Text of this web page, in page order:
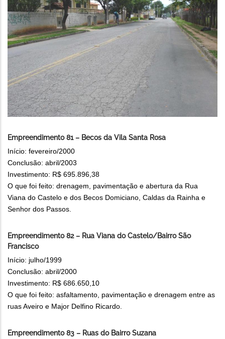
Empreendimento 81 – Becos da Vila Santa Rosa
Início: fevereiro/2000
Conclusão: abril/2003
Investimento: R$ 695.896,38
O que foi feito: drenagem, pavimentação e abertura da Rua
Viana do Castelo e dos Becos Domiciano, Caldas da Rainha e
Senhor dos Passos.
Empreendimento 82 – Rua Viana do Castelo/Bairro São
Francisco
Início: julho/1999
Conclusão: abril/2000
Investimento: R$ 686.650,10
O que foi feito: asfaltamento, pavimentação e drenagem entre as
ruas Aveiro e Major Delfino Ricardo.
Empreendimento 83 – Ruas do Bairro Suzana